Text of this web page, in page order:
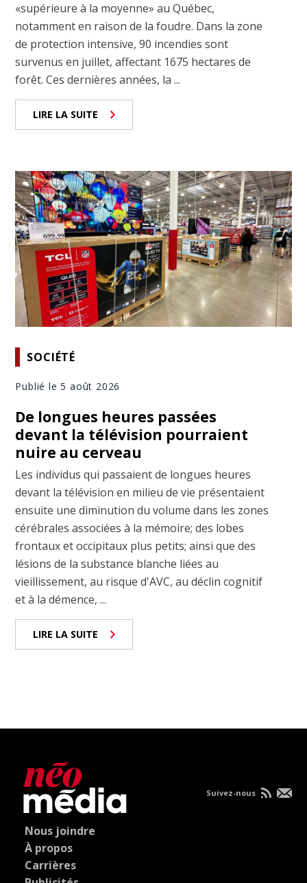
«supérieure à la moyenne» au Québec,
notamment en raison de la foudre. Dans la zone
de protection intensive, 90 incendies sont
survenus en juillet, affectant 1675 hectares de
forêt. Ces dernières années, la ...
LIRE LA SUITE
SOCIÉTÉ
Publié le 5 août 2026
De longues heures passées
devant la télévision pourraient
nuire au cerveau
Les individus qui passaient de longues heures
devant la télévision en milieu de vie présentaient
ensuite une diminution du volume dans les zones
cérébrales associées à la mémoire; des lobes
frontaux et occipitaux plus petits; ainsi que des
lésions de la substance blanche liées au
vieillissement, au risque d'AVC, au déclin cognitif
et à la démence, ...
LIRE LA SUITE
Nous joindre
À propos
Carrières
Suivez-nous